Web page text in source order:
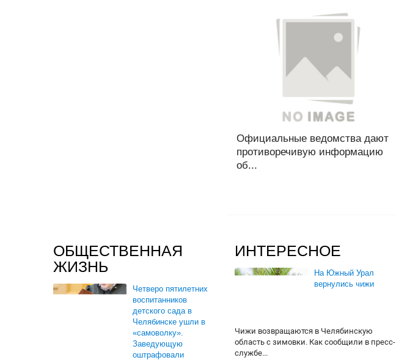
Официальные ведомства дают
противоречивую информацию
об...
ОБЩЕСТВЕННАЯ
ЖИЗНЬ
Четверо пятилетних
воспитанников
детского сада в
Челябинске ушли в
«самоволку».
Заведующую
оштрафовали
ИНТЕРЕСНОЕ
На Южный Урал
вернулись чижи
Чижи возвращаются в Челябинскую
область с зимовки. Как сообщили в пресс-
службе...